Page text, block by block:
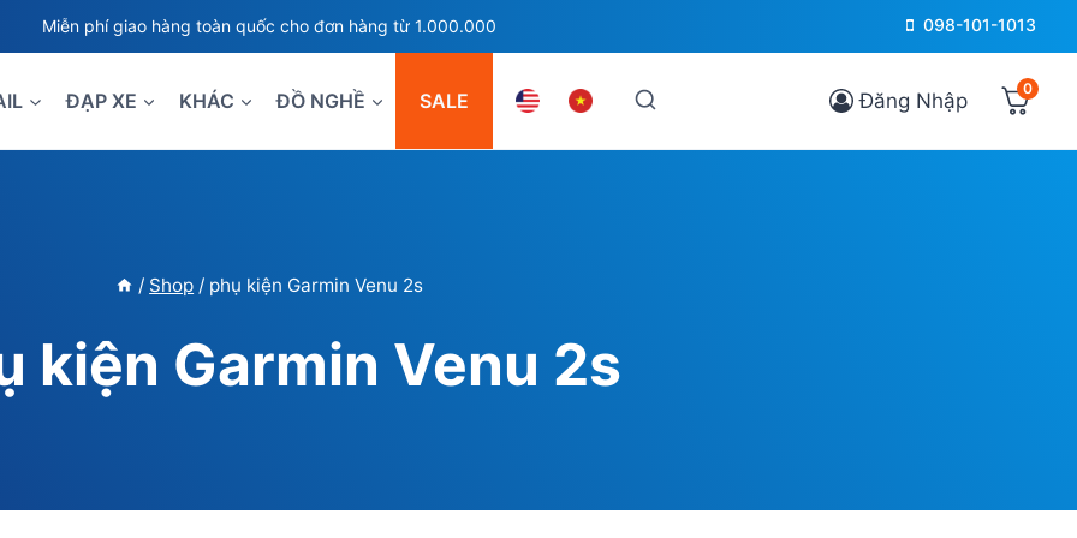
Miễn phí giao hàng toàn quốc cho đơn hàng từ 1.000.000 098-101-1013
ĐẠP XE KHÁC ĐỒ NGHỀ SALE Đăng Nhập 0
/ Shop / phụ kiện Garmin Venu 2s
kiện Garmin Venu 2s